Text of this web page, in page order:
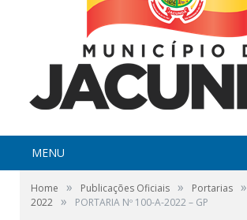
MENU
Home » Publicações Oficiais » Portarias »
2022 » PORTARIA Nº 100-A-2022 – GP